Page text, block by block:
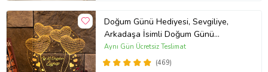
Doğum Günü Hediyesi, Sevgiliye,
Arkadaşa İsimli Doğum Günü
Hediyesi, Kişiye Özel Balon Kalpler
Kişiye Özel 3D Led Lamba
(469)
Aynı Gün Ücretsiz Teslimat